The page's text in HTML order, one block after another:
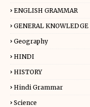
ENGLISH GRAMMAR
GENERAL KNOWLEDGE
Geography
HINDI
HISTORY
Hindi Grammar
Science